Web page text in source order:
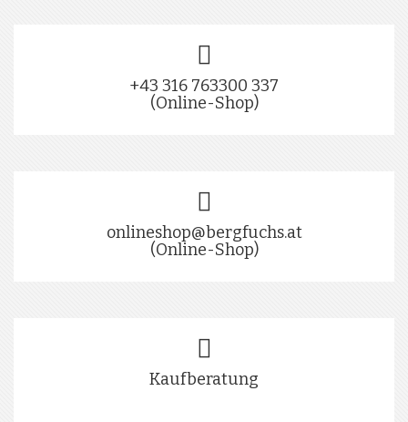
+43 316 763300 337
(Online-Shop)
onlineshop@bergfuchs.at
(Online-Shop)
Kaufberatung